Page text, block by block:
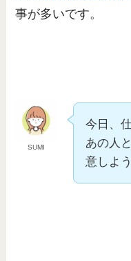
事が多いです。
SUMI
今日、
あの人
意しよ